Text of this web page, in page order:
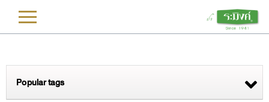
Popular tags